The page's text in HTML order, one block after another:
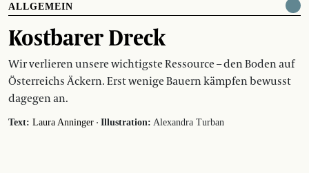
ALLGEMEIN
Kostbarer Dreck
Wir verlieren unsere wichtigste Ressource – den Boden auf
Österreichs Äckern. Erst wenige Bauern kämpfen bewusst
dagegen an.
Text: Laura Anninger · Illustration: Alexandra Turban